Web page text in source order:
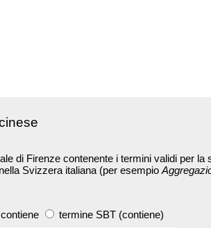
di Firenze contenente i termini validi per
Svizzera italiana (per esempio
contiene termine SBT (contiene)